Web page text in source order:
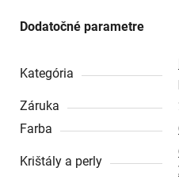
Dodatočné parametre
Kategória
Záruka
Farba
Krištály a perly